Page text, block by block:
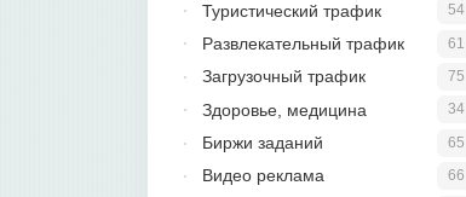
54
Туристический трафик
61
Развлекательный трафик
75
Загрузочный трафик
34
Здоровье, медицина
65
Биржи заданий
66
Видео реклама